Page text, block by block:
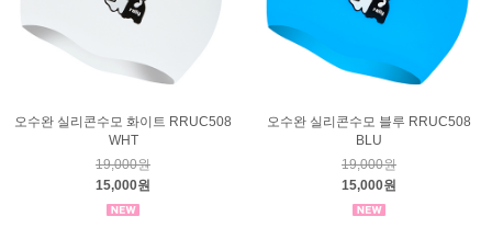
오수완 실리콘수모 화이트 RRUC508
WHT
19,000원
15,000원
오수완 실리콘수모 블루 RRUC508
BLU
19,000원
15,000원